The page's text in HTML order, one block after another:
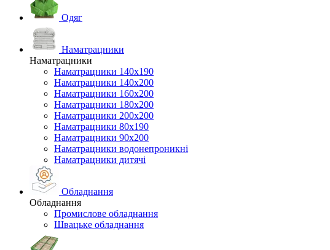
Одяг
Наматрацники
Наматрацники
Наматрацники 140х190
Наматрацники 140х200
Наматрацники 160х200
Наматрацники 180х200
Наматрацники 200х200
Наматрацники 80х190
Наматрацники 90х200
Наматрацники водонепроникні
Наматрацники дитячі
Обладнання
Обладнання
Промислове обладнання
Швацьке обладнання